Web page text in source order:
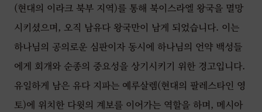
(현대의 이라크 북부 지역)를 통해 북이스라엘 왕국을 멸망
시키셨으며, 오직 남유다 왕국만이 남게 되었습니다. 이는
하나님의 공의로운 심판이자 동시에 하나님의 언약 백성들
에게 회개와 순종의 중요성을 상기시키기 위한 경고입니다.
유일하게 남은 유다 지파는 예루살렘(현대의 팔레스타인 영
토)에 위치한 다윗의 계보를 이어가는 역할을 하며, 메시아